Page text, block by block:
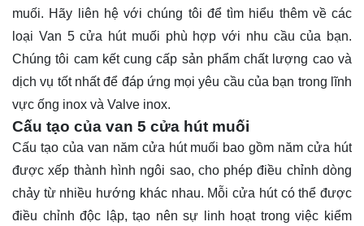
muối. Hãy
liên hệvới chúng tôi để tìm hiểu thêm về các
loại Van 5 cửa hút muối phù hợp với nhu cầu của bạn.
Chúng tôi cam kết cung cấp sản phẩm chất lượng cao và
dịch vụ tốt nhất để đáp ứng mọi yêu cầu của bạn trong lĩnh
vực ống inox và Valve inox.
Cấu tạo của van 5 cửa hút muối
Cấu tạo của van năm cửa hút muối bao gồm năm cửa hút
được xếp thành hình ngôi sao, cho phép điều chỉnh dòng
chảy từ nhiều hướng khác nhau. Mỗi cửa hút có thể được
điều chỉnh độc lập, tạo nên sự linh hoạt trong việc kiểm